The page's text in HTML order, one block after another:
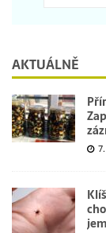
AKTUÁLNĚ